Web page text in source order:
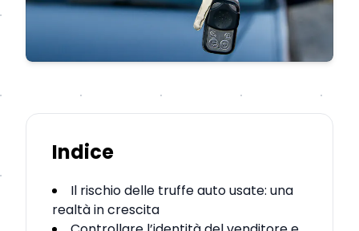
Indice
Il rischio delle truffe auto usate: una
realtà in crescita